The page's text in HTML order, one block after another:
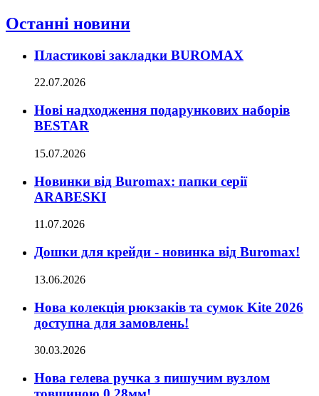
Останні новини
Пластикові закладки BUROMAX
22.07.2026
Нові надходження подарункових наборів
BESTAR
15.07.2026
Новинки від Buromax: папки серії
ARABESKI
11.07.2026
Дошки для крейди - новинка від Buromax!
13.06.2026
Нова колекція рюкзаків та сумок Kite 2026
доступна для замовлень!
30.03.2026
Нова гелева ручка з пишучим вузлом